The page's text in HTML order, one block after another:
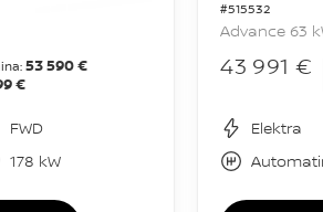
53 590 €
€
FWD
178 kW
#515532
Advance 63
43 991 €
Elektra